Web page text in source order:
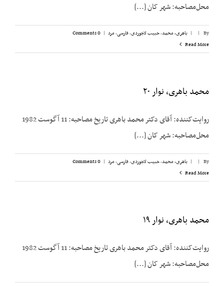
محل‌مصاحبه: شهر کان [...]
By
|
| باهری، محمد,حبیب لاجوردی,فارسی,مرد |
0 Comments
Read More
محمد باهری، نوار ۲۰
روایت‌کننده: آقای دکتر محمد باهری تاریخ مصاحبه: 11 آگوست 1982
محل‌مصاحبه: شهر کان [...]
By
|
| باهری، محمد,حبیب لاجوردی,فارسی,مرد |
0 Comments
Read More
محمد باهری، نوار ۱۹
روایت‌کننده: آقای دکتر محمد باهری تاریخ مصاحبه: 11 آگوست 1982
محل‌مصاحبه: شهر کان [...]